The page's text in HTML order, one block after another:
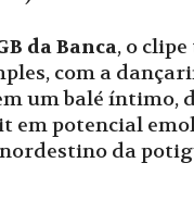
da Banca, o
com a
um balé íntimo,
em potencial
da